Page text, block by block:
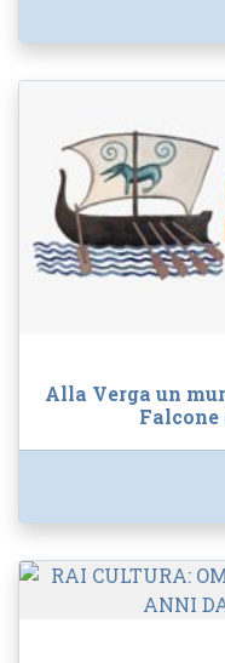
Alla Verga un
Falcone